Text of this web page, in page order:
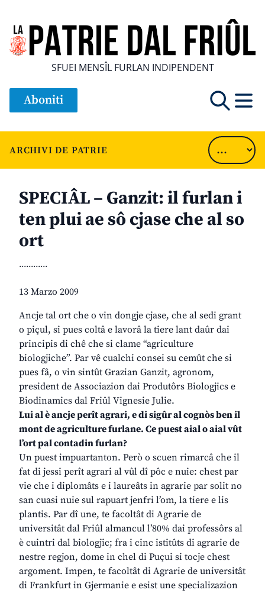
SFUEI MENSÎL FURLAN INDIPENDENT
Aboniti
ARCHIVI DE PATRIE
SPECIÂL – Ganzit: il furlan i
ten plui ae sô cjase che al so
ort
............
13 Marzo 2009
Ancje tal ort che o vin dongje cjase, che al sedi grant
o piçul, si pues coltâ e lavorâ la tiere lant daûr dai
principis di chê che si clame “agriculture
biologjiche”. Par vê cualchi consei su cemût che si
pues fâ, o vin sintût Grazian Ganzit, agronom,
president de Associazion dai Produtôrs Biologjics e
Biodinamics dal Friûl Vignesie Julie.
Lui al è ancje perît agrari, e di sigûr al cognòs ben il
mont de agriculture furlane. Ce puest aial o aial vût
l’ort pal contadin furlan?
Un puest impuartanton. Però o scuen rimarcâ che il
fat di jessi perît agrari al vûl dî pôc e nuie: chest par
vie che i diplomâts e i laureâts in agrarie par solit no
san cuasi nuie sul rapuart jenfri l’om, la tiere e lis
plantis. Par dî une, te facoltât di Agrarie de
universitât dal Friûl almancul l’80% dai professôrs al
è cuintri dal biologjic; fra i cinc istitûts di agrarie de
nestre regjon, dome in chel di Puçui si tocje chest
argoment. Impen, te facoltât di Agrarie de universitât
di Frankfurt in Gjermanie e esist une specializazion